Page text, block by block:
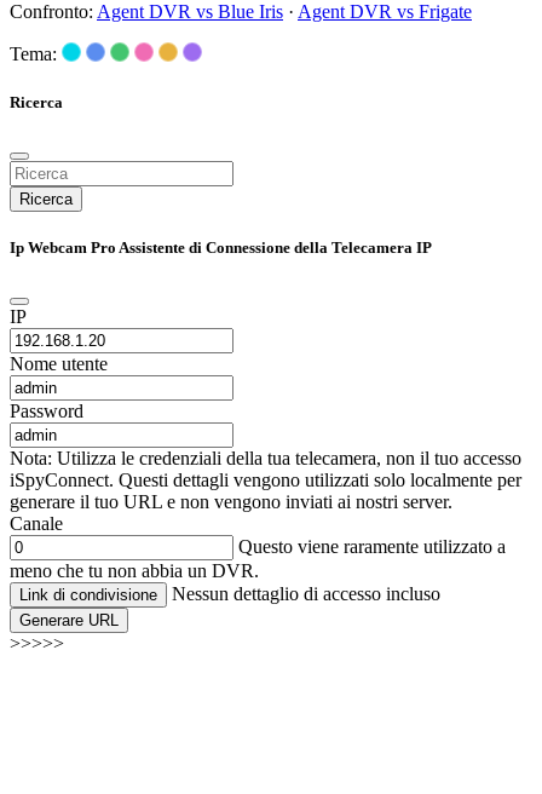
Confronto: Agent DVR vs Blue Iris · Agent DVR vs Frigate
Tema:
Ricerca
Ricerca
Ip Webcam Pro Assistente di Connessione della Telecamera IP
IP
Nome utente
Password
Nota: Utilizza le credenziali della tua telecamera, non il tuo accesso
iSpyConnect. Questi dettagli vengono utilizzati solo localmente per
generare il tuo URL e non vengono inviati ai nostri server.
Canale
Questo viene raramente utilizzato a
meno che tu non abbia un DVR.
Link di condivisione Nessun dettaglio di accesso incluso
Generare URL
>>>>>